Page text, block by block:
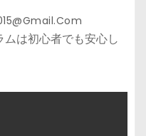
は初心者でも安心し